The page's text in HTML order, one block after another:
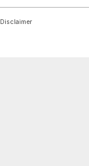
Disclaimer